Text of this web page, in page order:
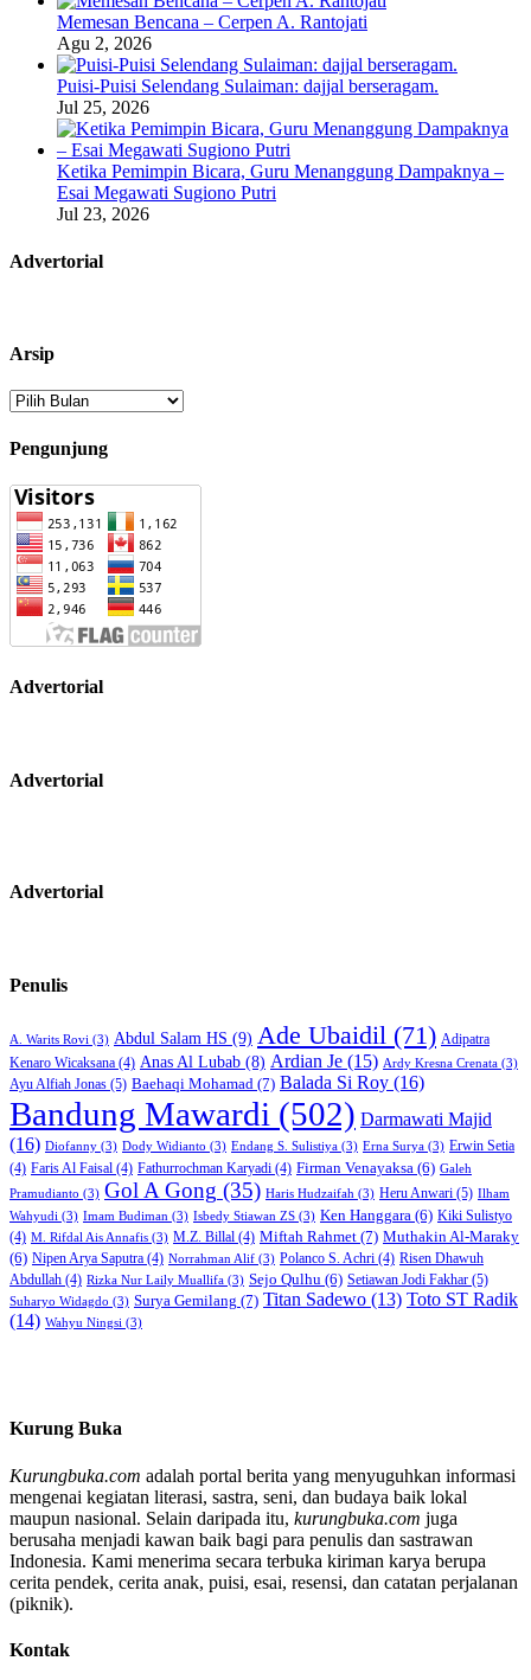
Memesan Bencana – Cerpen A. Rantojati
Agu 2, 2026
Puisi-Puisi Selendang Sulaiman: dajjal berseragam.
Jul 25, 2026
Ketika Pemimpin Bicara, Guru Menanggung Dampaknya –
Esai Megawati Sugiono Putri
Jul 23, 2026
Advertorial
Arsip
Arsip
Pengunjung
Advertorial
Advertorial
Advertorial
Penulis
A. Warits Rovi (3) Abdul Salam HS (9) Ade Ubaidil (71) Adipatra
Kenaro Wicaksana (4) Anas Al Lubab (8) Ardian Je (15) Ardy Kresna Crenata (3)
Ayu Alfiah Jonas (5) Baehaqi Mohamad (7) Balada Si Roy (16)
Bandung Mawardi (502) Darmawati Majid
(16) Diofanny (3) Dody Widianto (3) Endang S. Sulistiya (3) Erna Surya (3) Erwin Setia
(4) Faris Al Faisal (4) Fathurrochman Karyadi (4) Firman Venayaksa (6) Galeh
Pramudianto (3) Gol A Gong (35) Haris Hudzaifah (3) Heru Anwari (5) Ilham
Wahyudi (3) Imam Budiman (3) Isbedy Stiawan ZS (3) Ken Hanggara (6) Kiki Sulistyo
(4) M. Rifdal Ais Annafis (3) M.Z. Billal (4) Miftah Rahmet (7) Muthakin Al-Maraky
(6) Nipen Arya Saputra (4) Norrahman Alif (3) Polanco S. Achri (4) Risen Dhawuh
Abdullah (4) Rizka Nur Laily Muallifa (3) Sejo Qulhu (6) Setiawan Jodi Fakhar (5)
Suharyo Widagdo (3) Surya Gemilang (7) Titan Sadewo (13) Toto ST Radik
(14) Wahyu Ningsi (3)
Kurung Buka
Kurungbuka.com adalah portal berita yang menyuguhkan informasi
mengenai kegiatan literasi, sastra, seni, dan budaya baik lokal
maupun nasional. Selain daripada itu, kurungbuka.com juga
berusaha menjadi kawan baik bagi para penulis dan sastrawan
Indonesia. Kami menerima secara terbuka kiriman karya berupa
cerita pendek, cerita anak, puisi, esai, resensi, dan catatan perjalanan
(piknik).
Kontak